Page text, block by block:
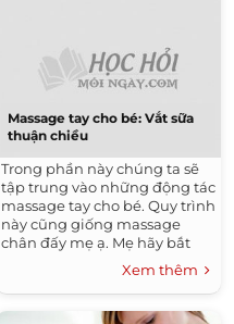
Massage tay cho bé: Vắt sữa
thuận chiều
Trong phần này chúng ta sẽ
tập trung vào những động tác
massage tay cho bé. Quy trình
này cũng giống massage
chân đấy mẹ ạ. Mẹ hãy bắt
đầu bằng việc hỏi bé có
muốn massage hay không,
sau đó,...
Xem thêm